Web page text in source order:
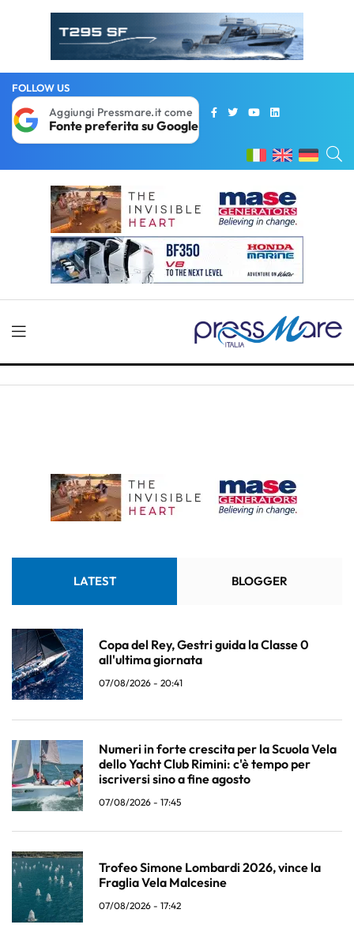
FOLLOW US
Aggiungi Pressmare.it come
Fonte preferita su Google
LATEST BLOGGER
Copa del Rey, Gestri guida la Classe 0
all'ultima giornata
07/08/2026 - 20:41
Numeri in forte crescita per la Scuola Vela
dello Yacht Club Rimini: c'è tempo per
iscriversi sino a fine agosto
07/08/2026 - 17:45
Trofeo Simone Lombardi 2026, vince la
Fraglia Vela Malcesine
07/08/2026 - 17:42